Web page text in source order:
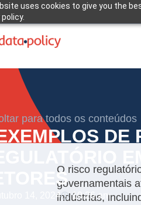
uses cookies to give you the
para todos os conteúdos
DE
14, 2024 10:26 am
O risco
governamentais
indústrias,